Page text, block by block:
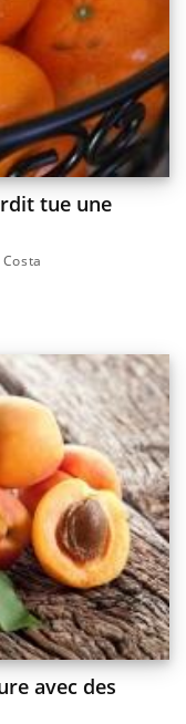
tue une
avec des